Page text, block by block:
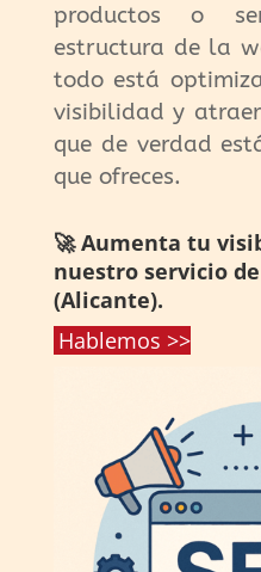
productos o
estructura de la
todo está
visibilidad y
que de verdad
que ofreces.
🚀 Aumenta tu
nuestro servicio
(Alicante).
Hablemos >>